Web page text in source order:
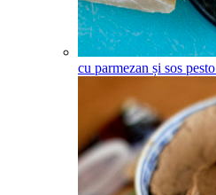
cu parmezan și sos pesto